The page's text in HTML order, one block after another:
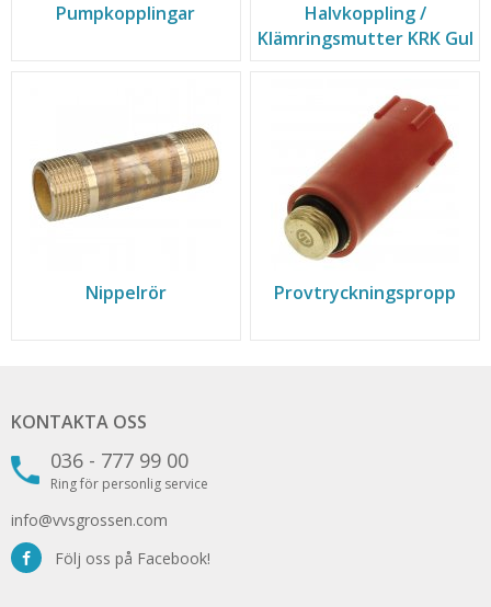
Pumpkopplingar
Halvkoppling /
Klämringsmutter KRK Gul
Nippelrör Provtryckningspropp
KONTAKTA OSS
036 - 777 99 00
Ring för personlig service
info@vvsgrossen.com
Följ oss på Facebook!